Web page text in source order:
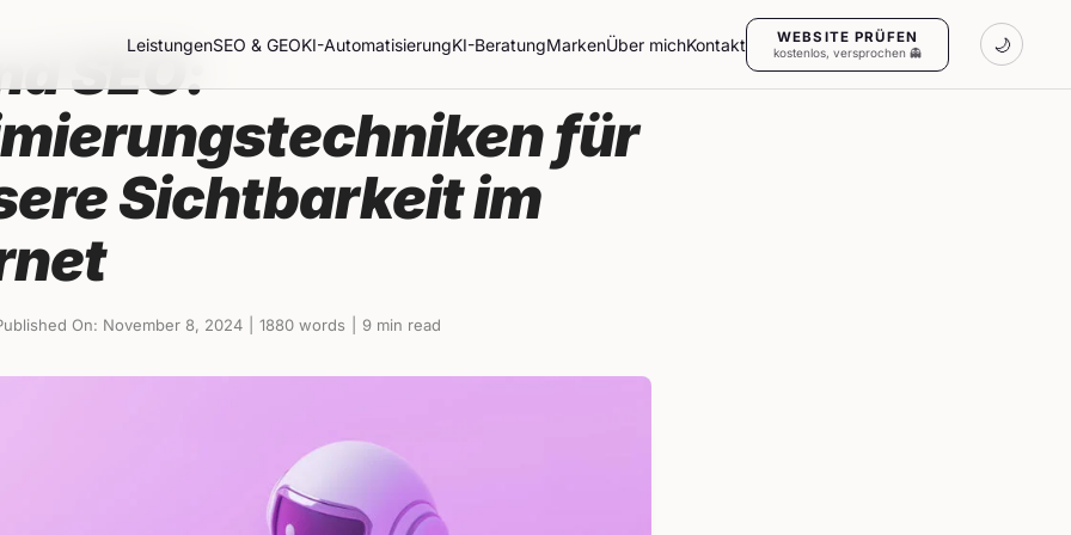
SEO:
für
Sichtbarkeit im
On: November 8, 2024 1880 words 9 min read
LeistungenSEO & GEOKI-AutomatisierungKI-BeratungMarkenÜber michKontakt WEBSITE PRÜFEN
kostenlos, versprochen 👻 🌙